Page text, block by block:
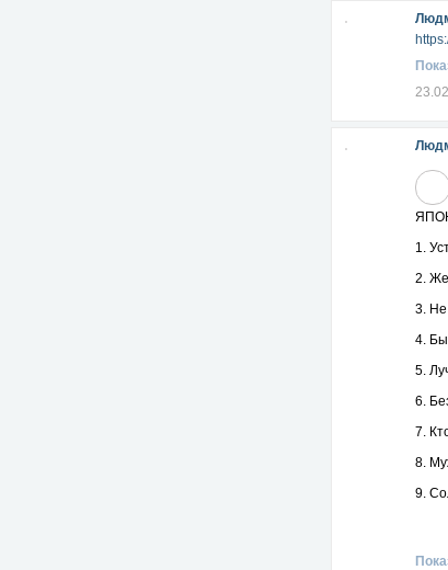
1.
2.
3.
4.
5.
6.
7.
8.
9.
11. И